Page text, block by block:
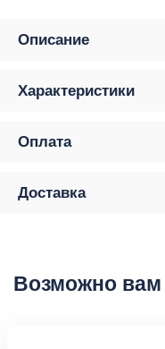
Описание
Характеристики
Оплата
Доставка
Возможно вам